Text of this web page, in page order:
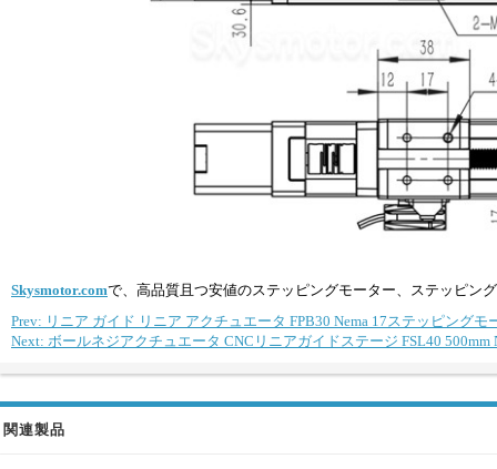
Skysmotor.comで、高品質且つ安値のステッピングモーター、ステッピン
Prev: リニア ガイド リニア アクチュエータ FPB30 Nema 17ステッピングモ
Next: ボールネジアクチュエータ CNCリニアガイドステージ FSL40
関連製品